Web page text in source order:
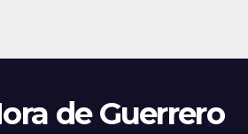
de Guerrero